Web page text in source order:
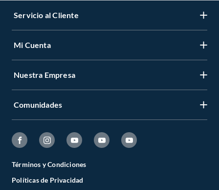
Servicio al Cliente
Mi Cuenta
Nuestra Empresa
Comunidades
Términos y Condiciones
Políticas de Privacidad